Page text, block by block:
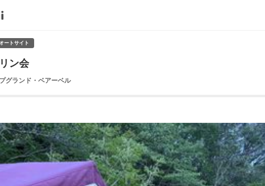
オートサイト
ン会
グランド・ベアーベル